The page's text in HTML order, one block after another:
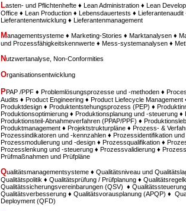
Lasten- und Pflichtenhefte ♦ Lean Administration ♦ Lean
Office ♦ Lean Production ♦ Lebensdauertests ♦ Lieferantenaudit
Lieferantenentwicklung ♦ Lieferantenmanagement
Managementsysteme ♦ Marketing-Stories ♦ Marktanalysen ♦
und Prozessfähigkeitskennwerte ♦ Mess-systemanalysen ♦
Nutzwertanalyse, Non-Conformities
Organisationsentwicklung
PPAP /PPF ♦ Problemlösungsprozesse und -methoden ♦
Audits ♦ Product Engineering ♦ Product Liefecycle
Produktdesign ♦ Produktentstehungsprozess (PEP) ♦
Produktionsoptimierung ♦ Produktionsplanung und -steuerung
Produktionsteil-Abnahmeverfahren (PPAP/PPF) ♦
Produktmanagement ♦ Projektstrukturpläne ♦ Prozess- &
Prozessindikatoren und -kennzahlen ♦ Prozessidentifikation
Prozessmodulierung und -design ♦ Prozessqualifikation ♦
Prozesslenkung und -steuerung ♦ Prozessvalidierung ♦
Prüfmaßnahmen und Prüfpläne
Qualitätsmanagementsysteme ♦ Qualitätsniveau und
Qualitätspolitik ♦ Qualitätsprüfung / Prüfplanung ♦
Qualitätssicherungsvereinbarungen (QSV) ♦
Qualitätsverbesserung ♦ Qualitätsvorausplanung (APQP) ♦
Deployment (QFD)